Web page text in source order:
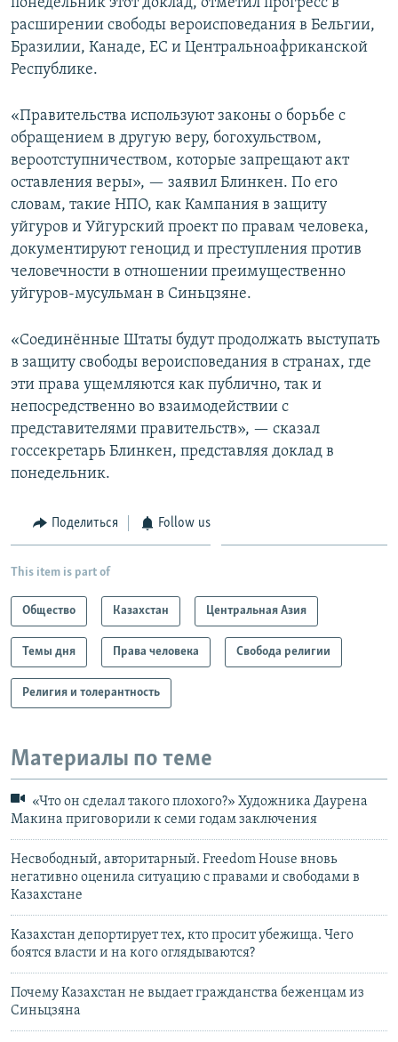
расширении свободы вероисповедания в Бельгии,
Бразилии, Канаде, ЕС и Центральноафриканской
Республике.
«Правительства используют законы о борьбе с
обращением в другую веру, богохульством,
вероотступничеством, которые запрещают акт
оставления веры», — заявил Блинкен. По его
словам, такие НПО, как Кампания в защиту
уйгуров и Уйгурский проект по правам человека,
документируют геноцид и преступления против
человечности в отношении преимущественно
уйгуров-мусульман в Синьцзяне.
«Соединённые Штаты будут продолжать выступать
в защиту свободы вероисповедания в странах, где
эти права ущемляются как публично, так и
непосредственно во взаимодействии с
представителями правительств», — сказал
госсекретарь Блинкен, представляя доклад в
понедельник.
Поделиться Follow us
This item is part of
Общество Казахстан Центральная Азия
Темы дня Права человека Свобода религии
Религия и толерантность
Материалы по теме
«Что он сделал такого плохого?» Художника Даурена
Макина приговорили к семи годам заключения
Несвободный, авторитарный. Freedom House вновь
негативно оценила ситуацию с правами и свободами в
Казахстане
Казахстан депортирует тех, кто просит убежища. Чего
боятся власти и на кого оглядываются?
Почему Казахстан не выдает гражданства беженцам из
Синьцзяна